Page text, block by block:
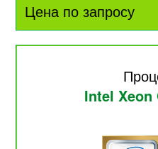
Цена по запросу
Intel Xeon